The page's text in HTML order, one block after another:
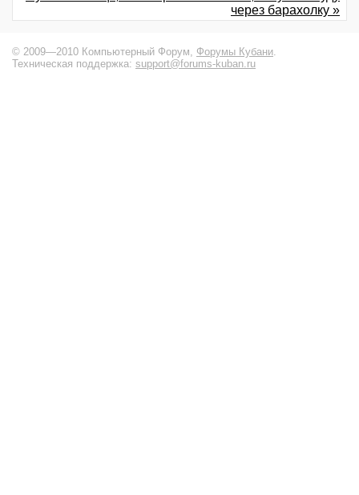
через барахолку »
© 2009—2010 Компьютерный Форум, Форумы Кубани.
Техническая поддержка: support@forums-kuban.ru